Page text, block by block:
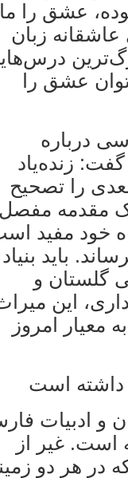
عشق را
زبان
عشق را
درباره
زنده‌یاد
را تصحیح
مقدمه
خود مفید
باید بنیاد
گلستان و
این
معیار امروز
داشته است
و ادبیات
است. غیر از
در هر دو